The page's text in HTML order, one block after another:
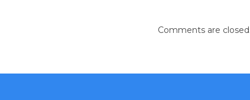
Comments are closed.